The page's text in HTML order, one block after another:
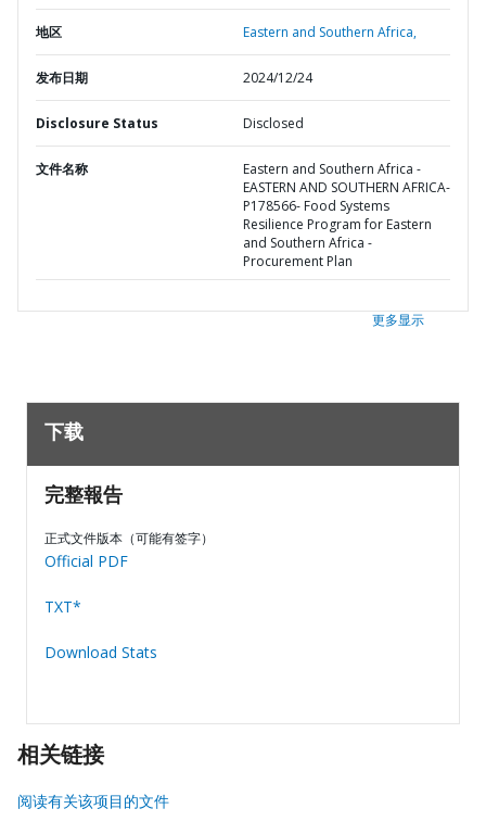
地区 Eastern and Southern Africa,
发布日期 2024/12/24
Disclosure Status Disclosed
文件名称
Eastern and Southern Africa -
EASTERN AND SOUTHERN AFRICA-
P178566- Food Systems
Resilience Program for Eastern
and Southern Africa -
Procurement Plan
更多显示
下载
完整報告
正式文件版本（可能有签字）
Official PDF
TXT*
Download Stats
相关链接
阅读有关该项目的文件